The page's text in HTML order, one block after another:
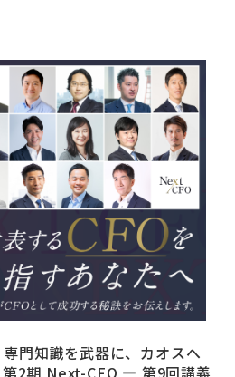
専門知識を武器に、カオスへ
2期 Next-CFO ― 第9回講義